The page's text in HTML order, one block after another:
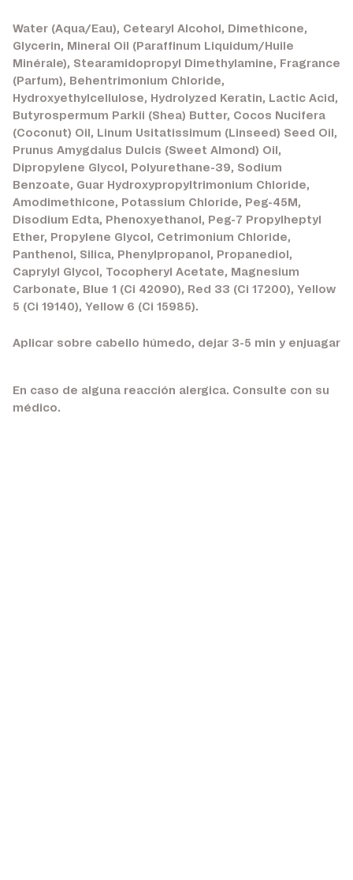
Water (Aqua/Eau), Cetearyl Alcohol, Dimethicone,
Glycerin, Mineral Oil (Paraffinum Liquidum/Huile
Minérale), Stearamidopropyl Dimethylamine, Fragrance
(Parfum), Behentrimonium Chloride,
Hydroxyethylcellulose, Hydrolyzed Keratin, Lactic Acid,
Butyrospermum Parkii (Shea) Butter, Cocos Nucifera
(Coconut) Oil, Linum Usitatissimum (Linseed) Seed Oil,
Prunus Amygdalus Dulcis (Sweet Almond) Oil,
Dipropylene Glycol, Polyurethane-39, Sodium
Benzoate, Guar Hydroxypropyltrimonium Chloride,
Amodimethicone, Potassium Chloride, Peg-45M,
Disodium Edta, Phenoxyethanol, Peg-7 Propylheptyl
Ether, Propylene Glycol, Cetrimonium Chloride,
Panthenol, Silica, Phenylpropanol, Propanediol,
Caprylyl Glycol, Tocopheryl Acetate, Magnesium
Carbonate, Blue 1 (Ci 42090), Red 33 (Ci 17200), Yellow
5 (Ci 19140), Yellow 6 (Ci 15985).
Aplicar sobre cabello húmedo, dejar 3-5 min y enjuagar
En caso de alguna reacción alergica. Consulte con su
médico.